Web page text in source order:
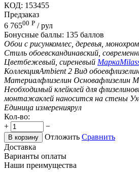
КОД: 153455
Предзаказ
6 76500 Р / рул
Бонусные баллы: 135 баллов
Обои с рисункомлес, деревья, монохром
Стиль обоевскандинавский,
Цветбежевый, сиреневый Марка
КоллекцияAmbient 2 Вид обоев
Материалфлизелин Основафлизелин
Необходимый клейклей для
монтажаклей наносится на стены
Единица измерениярул
Кол-во:
+
−
В корзину Отложить Сравнить
Доставка
Варианты оплаты
Наши преимущества